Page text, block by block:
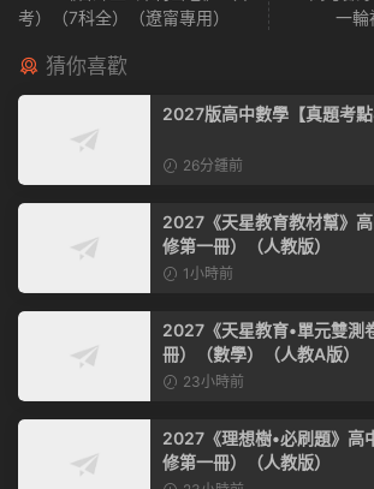
考）（7科全）（遼甯專用）
一輪
猜你喜歡
2027版高中數學【真題考點
26分鍾前
2027《天星教育教材幫》
修第一冊）（人教版）
1小時前
2027《天星教育•單元雙測
冊）（數學）（人教A版）
23小時前
2027《理想樹•必刷題》高
修第一冊）（人教版）